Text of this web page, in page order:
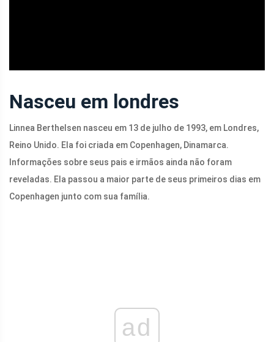
Nasceu em londres
Linnea Berthelsen nasceu em 13 de julho de 1993, em Londres,
Reino Unido. Ela foi criada em Copenhagen, Dinamarca.
Informações sobre seus pais e irmãos ainda não foram
reveladas. Ela passou a maior parte de seus primeiros dias em
Copenhagen junto com sua família.
ad